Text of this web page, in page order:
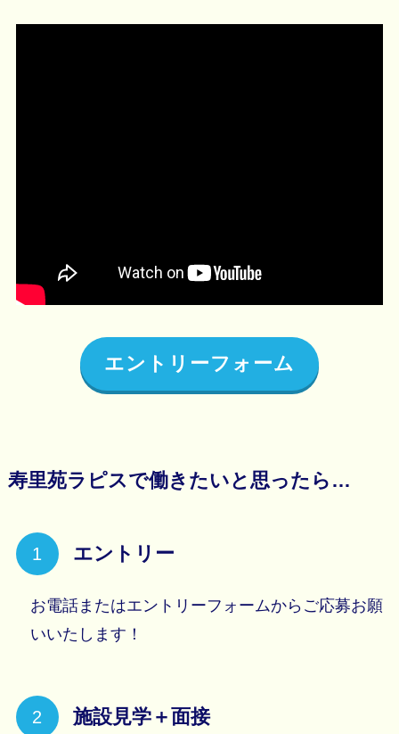
エントリーフォーム
寿里苑ラピスで働きたいと思ったら…
エントリー
お電話またはエントリーフォームからご応募お願
いいたします！
施設見学＋面接